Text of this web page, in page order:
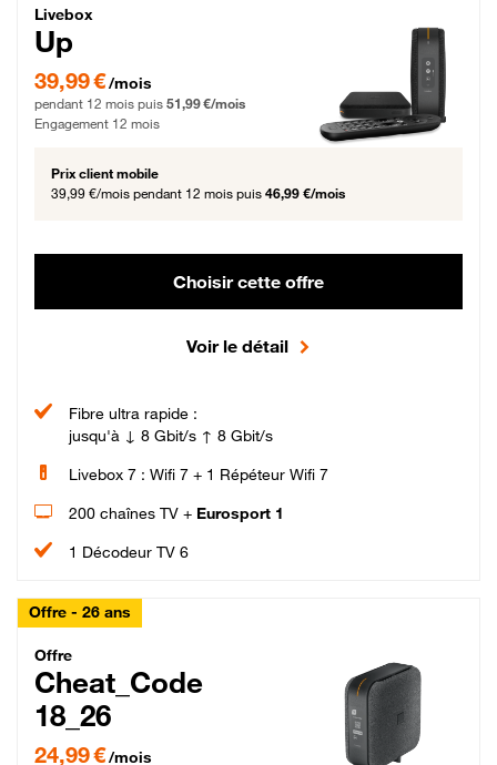
Livebox Up Fibre
Livebox
Up
39,99 € par mois pendant 12 mois puis 51,99 € par mois, Engagement 12 mois
39,99 €/mois
pendant 12 mois puis 51,99 €/mois
Engagement 12 mois
Prix client mobile
39,99 €/mois pendant 12 mois puis 46,99 €/mois
Choisir cette offre
Voir le détail
Fibre ultra rapide :
jusqu'à ↓ 8 Gbit/s ↑ 8 Gbit/s
Livebox 7 : Wifi 7 + 1 Répéteur Wifi 7
200 chaînes TV + Eurosport 1
1 Décodeur TV 6
Offre - 26 ans
Cheat_Code Fibre_18_26
Offre
Cheat_Code
18_26
24,99 € par mois pendant 0 mois puis 49,99 € par mois, Sans engagement
24,99 €/mois